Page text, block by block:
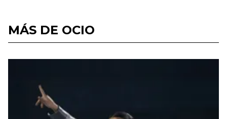
MÁS DE OCIO